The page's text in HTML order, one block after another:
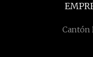
Cantón Dedo Tecnología